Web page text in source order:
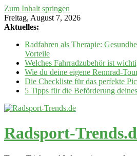
Zum Inhalt springen
Freitag, August 7, 2026
Aktuelles:
Radfahren als Therapie:
Vorteile
Welches Fahrradzubehör ist
Wie du deine eigene Rennrad-
Die Checkliste für das perfekte
5 Tipps für die Beförderung
Radsport-